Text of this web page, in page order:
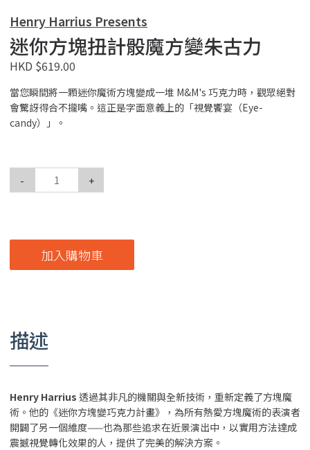
Henry Harrius Presents
迷你方塊扭計骰魔方變朱古力
HKD $619.00
當您瞬間將一顆迷你魔術方塊變成一堆 M&M's 巧克力時，觀眾絕對
會驚訝得合不攏嘴。這正是字面意義上的「視覺饗宴（Eye-
candy）」。
- +
加入購物車
描述
Henry Harrius 透過其非凡的機關與全新技術，重新定義了方塊魔
術。他的《迷你方塊變巧克力計畫》，為所有熱愛方塊魔術的表演者
開闢了另一個維度——也為那些追求在近景演出中，以實用方法達成
震撼視覺轉化效果的人，提供了完美的解決方案。